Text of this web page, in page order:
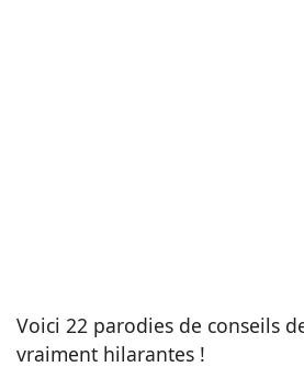
Voici 22 parodies de conseils
vraiment hilarantes !